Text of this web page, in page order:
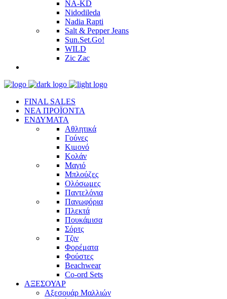
NA-KD
Nidodileda
Nadia Rapti
Salt & Pepper Jeans
Sun.Set.Go!
WILD
Zic Zac
FINAL SALES
ΝΕΑ ΠΡΟΪΟΝΤΑ
ΕΝΔΥΜΑΤΑ
Αθλητικά
Γούνες
Κιμονό
Κολάν
Μαγιό
Μπλούζες
Ολόσωμες
Παντελόνια
Πανωφόρια
Πλεκτά
Πουκάμισα
Σόρτς
Τζιν
Φορέματα
Φούστες
Beachwear
Co-ord Sets
ΑΞΕΣΟΥΑΡ
Αξεσουάρ Μαλλιών